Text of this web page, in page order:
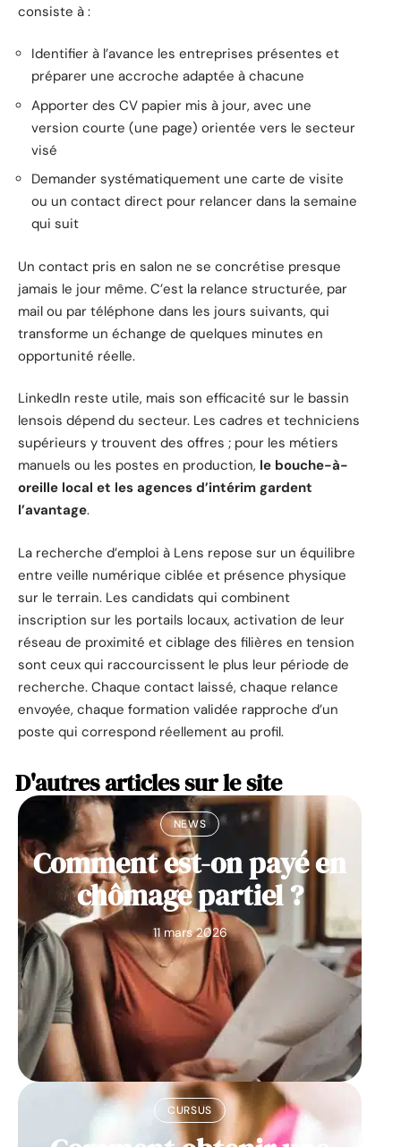
consiste à :
Identifier à l’avance les entreprises présentes et
préparer une accroche adaptée à chacune
Apporter des CV papier mis à jour, avec une
version courte (une page) orientée vers le secteur
visé
Demander systématiquement une carte de visite
ou un contact direct pour relancer dans la semaine
qui suit
Un contact pris en salon ne se concrétise presque
jamais le jour même. C’est la relance structurée, par
mail ou par téléphone dans les jours suivants, qui
transforme un échange de quelques minutes en
opportunité réelle.
LinkedIn reste utile, mais son efficacité sur le bassin
lensois dépend du secteur. Les cadres et techniciens
supérieurs y trouvent des offres ; pour les métiers
manuels ou les postes en production, le bouche-à-
oreille local et les agences d’intérim gardent
l’avantage.
La recherche d’emploi à Lens repose sur un équilibre
entre veille numérique ciblée et présence physique
sur le terrain. Les candidats qui combinent
inscription sur les portails locaux, activation de leur
réseau de proximité et ciblage des filières en tension
sont ceux qui raccourcissent le plus leur période de
recherche. Chaque contact laissé, chaque relance
envoyée, chaque formation validée rapproche d’un
poste qui correspond réellement au profil.
D'autres articles sur le site
NEWS
Comment est-on payé en
chômage partiel ?
11 mars 2026
CURSUS